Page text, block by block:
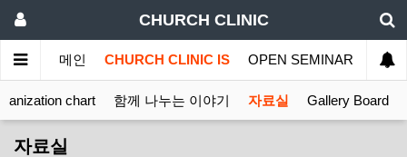
CHURCH CLINIC
메인 CHURCH CLINIC IS OPEN SEMINAR
chart 함께 나누는 이야기 자료실 Gallery Board
자료실